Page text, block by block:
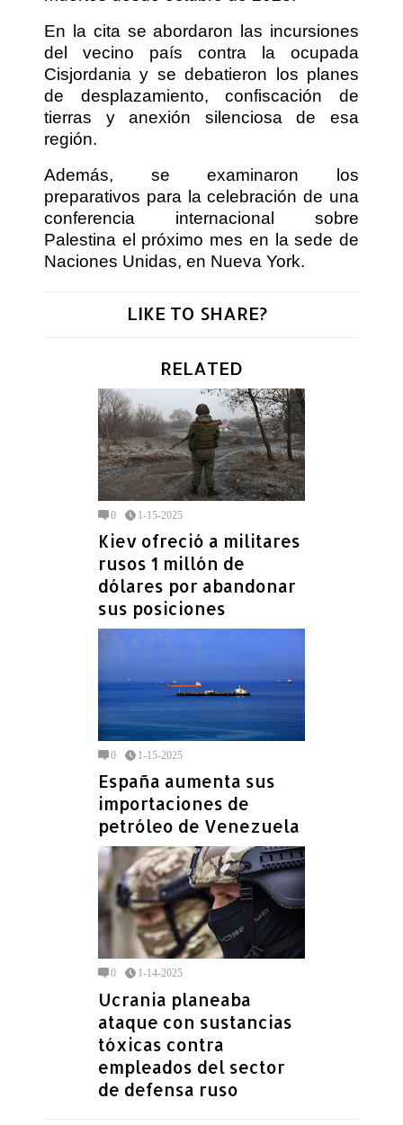
En la cita se abordaron las incursiones
del vecino país contra la ocupada
Cisjordania y se debatieron los planes
de desplazamiento, confiscación de
tierras y anexión silenciosa de esa
región.
Además, se examinaron los
preparativos para la celebración de una
conferencia internacional sobre
Palestina el próximo mes en la sede de
Naciones Unidas, en Nueva York.
LIKE TO SHARE?
RELATED
0 1-15-2025
Kiev ofreció a militares
rusos 1 millón de
dólares por abandonar
sus posiciones
0 1-15-2025
España aumenta sus
importaciones de
petróleo de Venezuela
0 1-14-2025
Ucrania planeaba
ataque con sustancias
tóxicas contra
empleados del sector
de defensa ruso